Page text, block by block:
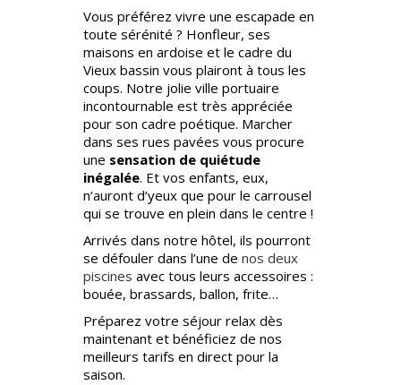
Vous préférez vivre une escapade en
toute sérénité ? Honfleur, ses
maisons en ardoise et le cadre du
Vieux bassin vous plairont à tous les
coups. Notre jolie ville portuaire
incontournable est très appréciée
pour son cadre poétique. Marcher
dans ses rues pavées vous procure
une sensation de quiétude
inégalée. Et vos enfants, eux,
n’auront d’yeux que pour le carrousel
qui se trouve en plein dans le centre !
Arrivés dans notre hôtel, ils pourront
se défouler dans l’une de nos deux
piscines avec tous leurs accessoires :
bouée, brassards, ballon, frite…
Préparez votre séjour relax dès
maintenant et bénéficiez de nos
meilleurs tarifs en direct pour la
saison.